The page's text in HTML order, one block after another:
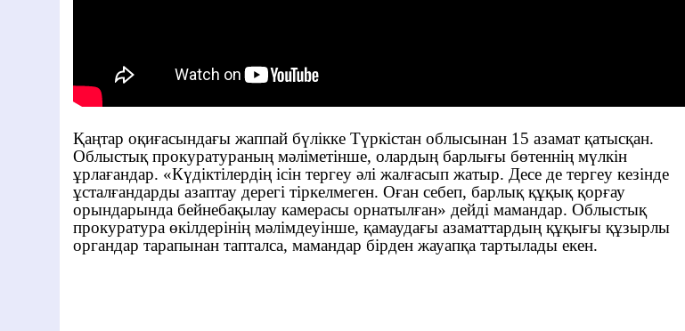
Қаңтар оқиғасындағы жаппай бүлікке Түркістан облысынан 15 азамат қатысқан.
Облыстық прокуратураның мәліметінше, олардың барлығы бөтеннің мүлкін
ұрлағандар. «Күдіктілердің ісін тергеу әлі жалғасып жатыр. Десе де тергеу кезінде
ұсталғандарды азаптау дерегі тіркелмеген. Оған себеп, барлық құқық қорғау
орындарында бейнебақылау камерасы орнатылған» дейді мамандар. Облыстық
прокуратура өкілдерінің мәлімдеуінше, қамаудағы азаматтардың құқығы құзырлы
органдар тарапынан тапталса, мамандар бірден жауапқа тартылады екен.